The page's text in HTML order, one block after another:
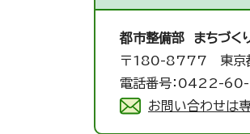
都市整備部 まちづく
〒180-8777 東京
電話番号：0422-
お問い合わせは